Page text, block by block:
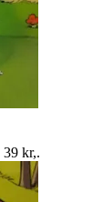
39 kr,.